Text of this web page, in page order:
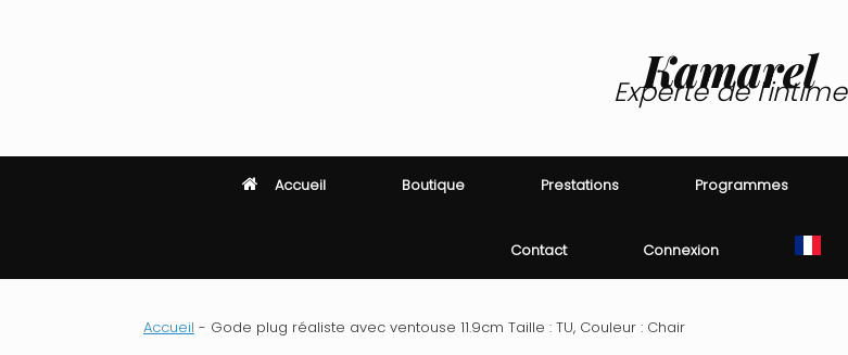
Kamarel
Experte de l'intime
Accueil Boutique Prestations Programmes
Contact Connexion
Accueil - Gode plug réaliste avec ventouse 11.9cm Taille : TU, Couleur : Chair